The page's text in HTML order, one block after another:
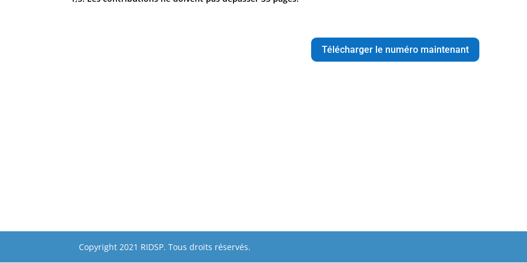
Télécharger le numéro maintenant
Copyright 2021 RIDSP. Tous droits réservés.